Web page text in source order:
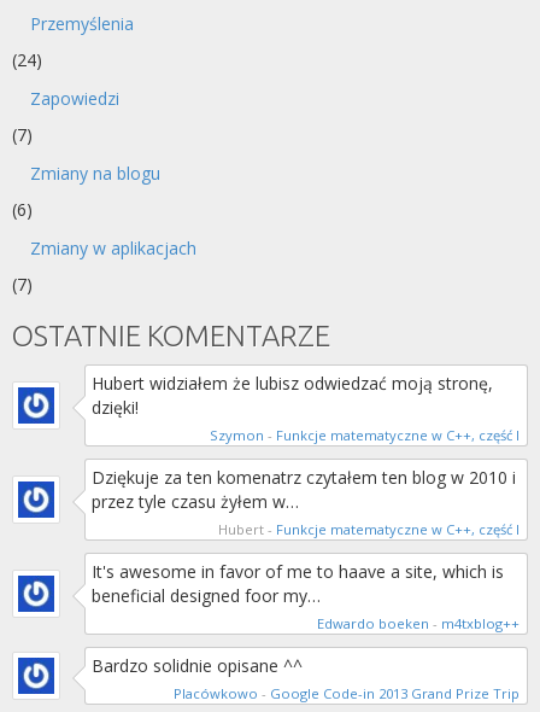
Przemyślenia
(24)
Zapowiedzi
(7)
Zmiany na blogu
(6)
Zmiany w aplikacjach
(7)
OSTATNIE KOMENTARZE
Hubert widziałem że lubisz odwiedzać moją stronę,
dzięki!
Szymon - Funkcje matematyczne w C++, część I
Dziękuje za ten komenatrz czytałem ten blog w 2010 i
przez tyle czasu żyłem w…
Hubert - Funkcje matematyczne w C++, część I
It's awesome in favor of me to haave a site, which is
beneficial designed foor my…
Edwardo boeken - m4txblog++
Bardzo solidnie opisane ^^
Placówkowo - Google Code-in 2013 Grand Prize Trip